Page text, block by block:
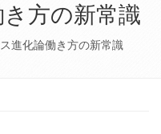
方の新常識
進化論働き方の新常識